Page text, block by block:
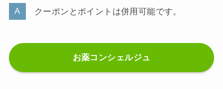
クーポンとポイントは併用可能です。
お薬コンシェルジュ